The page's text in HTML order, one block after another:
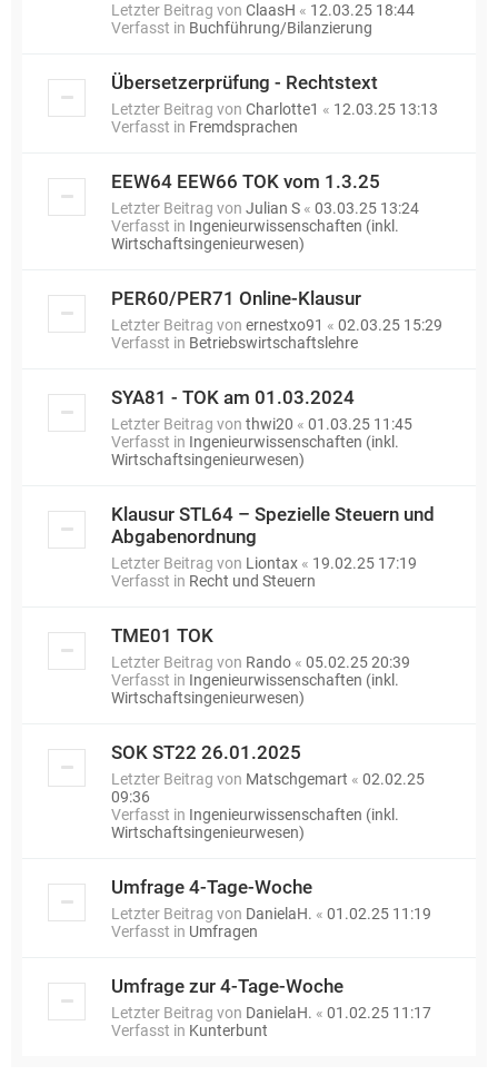
Letzter Beitrag von ClaasH « 12.03.25 18:44
Verfasst in Buchführung/Bilanzierung
Übersetzerprüfung - Rechtstext
Letzter Beitrag von Charlotte1 « 12.03.25 13:13
Verfasst in Fremdsprachen
EEW64 EEW66 TOK vom 1.3.25
Letzter Beitrag von Julian S « 03.03.25 13:24
Verfasst in Ingenieurwissenschaften (inkl.
Wirtschaftsingenieurwesen)
PER60/PER71 Online-Klausur
Letzter Beitrag von ernestxo91 « 02.03.25 15:29
Verfasst in Betriebswirtschaftslehre
SYA81 - TOK am 01.03.2024
Letzter Beitrag von thwi20 « 01.03.25 11:45
Verfasst in Ingenieurwissenschaften (inkl.
Wirtschaftsingenieurwesen)
Klausur STL64 – Spezielle Steuern und
Abgabenordnung
Letzter Beitrag von Liontax « 19.02.25 17:19
Verfasst in Recht und Steuern
TME01 TOK
Letzter Beitrag von Rando « 05.02.25 20:39
Verfasst in Ingenieurwissenschaften (inkl.
Wirtschaftsingenieurwesen)
SOK ST22 26.01.2025
Letzter Beitrag von Matschgemart « 02.02.25
09:36
Verfasst in Ingenieurwissenschaften (inkl.
Wirtschaftsingenieurwesen)
Umfrage 4-Tage-Woche
Letzter Beitrag von DanielaH. « 01.02.25 11:19
Verfasst in Umfragen
Umfrage zur 4-Tage-Woche
Letzter Beitrag von DanielaH. « 01.02.25 11:17
Verfasst in Kunterbunt